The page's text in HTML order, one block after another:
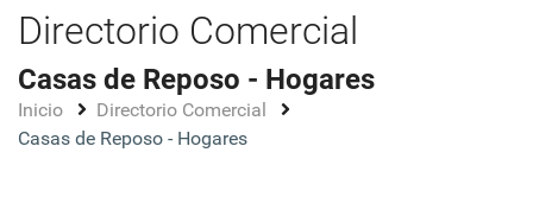
Directorio Comercial
Casas de Reposo - Hogares
Inicio
Directorio Comercial
Casas de Reposo - Hogares